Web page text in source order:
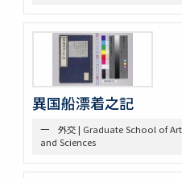
第八部門 雑
二 陸戦
三 陰陽道等
参考資料
一 海軍文庫蔵書
二 駒場図書館蔵書
異国船漂着之記
一 外交 | Graduate School of
and Sciences